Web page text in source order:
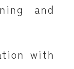
and
with